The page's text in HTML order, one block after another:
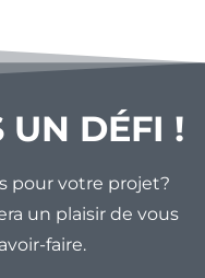
UN DÉFI !
pour votre projet?
un plaisir de vous
faire.